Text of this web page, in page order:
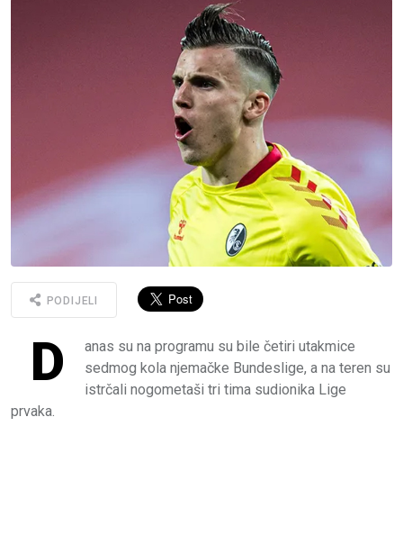
PODIJELI
D
anas su na programu su bile četiri utakmice
sedmog kola njemačke Bundeslige, a na teren su
istrčali nogometaši tri tima sudionika Lige
prvaka.